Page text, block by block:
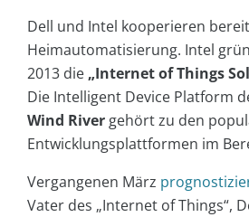
Dell und Intel kooperieren
Heimautomatisierung. Intel
2013 die „Internet of Things
Die Intelligent Device Platform
Wind River gehört zu den
Entwicklungsplattformen im
Vergangenen März
Vater des „Internet of Things“,